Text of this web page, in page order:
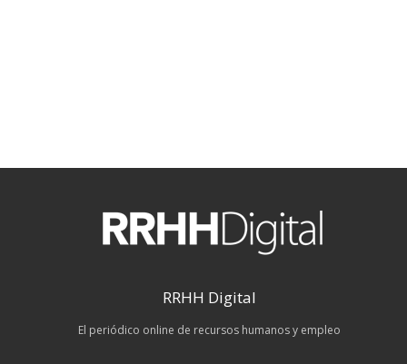
RRHH Digital
El periódico online de recursos humanos y empleo